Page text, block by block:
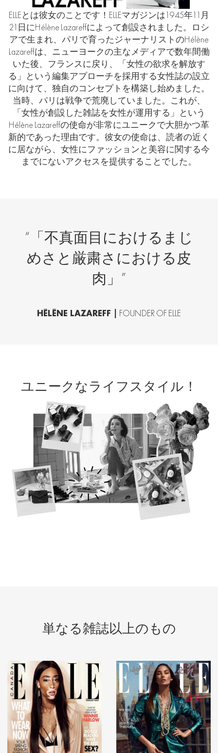
ELLEとは彼女のことです！ELLEマガジンは1945年11月
21日にHélène Lazareffによって創設されました。ロシ
アで生まれ、パリで育ったジャーナリストのHélène
Lazareffは、ニューヨークの主なメディアで数年間働
いた後、フランスに戻り、「女性の欲求を解放す
る」という編集アプローチを採用する女性誌の設立
に向けて、独自のコンセプトを構築し始めました。
当時、パリは戦争で荒廃していました。これが、
「女性が創設した雑誌を女性が運用する」という
Hélène Lazareffの使命が非常にユニークで大胆かつ革
新的であった理由です。彼女の使命は、読者の近く
に居ながら、女性にファッションと美容に関する今
までにないアクセスを提供することでした。
“「不真面目におけるまじ
めさと厳粛さにおける皮
肉」”
HÉLÈNE LAZAREFF | FOUNDER OF ELLE
ユニークなライフスタイル！
単なる雑誌以上のもの